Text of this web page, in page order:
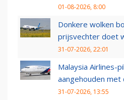
01-08-2026, 8:00
Donkere wolken
prijsvechter doet
31-07-2026, 22:01
Malaysia Airlines-
aangehouden met
31-07-2026, 13:55